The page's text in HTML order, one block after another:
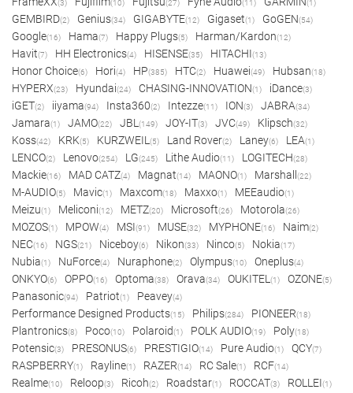
(3) (10) (27) (11) (1)
GEMBIRD(2) Genius(34) GIGABYTE(12) Gigaset(1) GoGEN(54)
Google(16) Hama(7) Happy Plugs(5) Harman/Kardon(12)
Havit(7) HH Electronics(4) HISENSE(35) HITACHI(13)
Honor Choice(6) Hori(4) HP(385) HTC(2) Huawei(49) Hubsan(18)
HYPERX(23) Hyundai(24) CHASING-INNOVATION(1) iDance(3)
iGET(2) iiyama(94) Insta360(2) Intezze(11) ION(3) JABRA(34)
Jamara(1) JAMO(22) JBL (149) JOY-IT(3) JVC(49) Klipsch(32)
Koss(42) KRK(5) KURZWEIL (5) Land Rover(2) Laney(6) LEA(1)
LENCO(2) Lenovo(254) LG(245) Lithe Audio(11) LOGITECH(28)
Mackie(16) MAD CATZ(4) Magnat(14) MAONO(1) Marshall (22)
M-AUDIO(5) Mavic(1) Maxcom(18) Maxxo(1) MEEaudio(1)
Meizu(1) Meliconi(12) METZ(20) Microsoft(26) Motorola(26)
MOZOS(1) MPOW(4) MSI(91) MUSE(32) MYPHONE(16) Naim(2)
NEC(16) NGS(21) Niceboy(6) Nikon(33) Ninco(5) Nokia(17)
Nubia(1) NuForce(4) Nuraphone(2) Olympus(10) Oneplus(4)
ONKYO(6) OPPO(16) Optoma(38) Orava(34) OUKITEL (1) OZONE(5)
Panasonic(94) Patriot(1) Peavey(4)
Performance Designed Products(15) Philips(284) PIONEER(18)
Plantronics(8) Poco(10) Polaroid(1) POLK AUDIO(19) Poly(18)
Potensic(3) PRESONUS(6) PRESTIGIO(14) Pure Audio(1) QCY(7)
RASPBERRY(1) Rayline(1) RAZER(14) RC Sale(1) RCF(14)
Realme(10) Reloop(3) Ricoh(2) Roadstar(1) ROCCAT(3) ROLLEI(1)